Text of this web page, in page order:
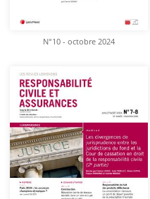
N°10 - octobre 2024